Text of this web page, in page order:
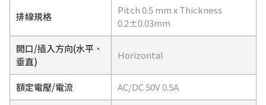
排線規格
Pitch 0.5 mm x Thickness
0.2±0.03mm
開口/插入方向(水平、
垂直)
Horizontal
額定電壓/電流 AC/DC 50V 0.5A